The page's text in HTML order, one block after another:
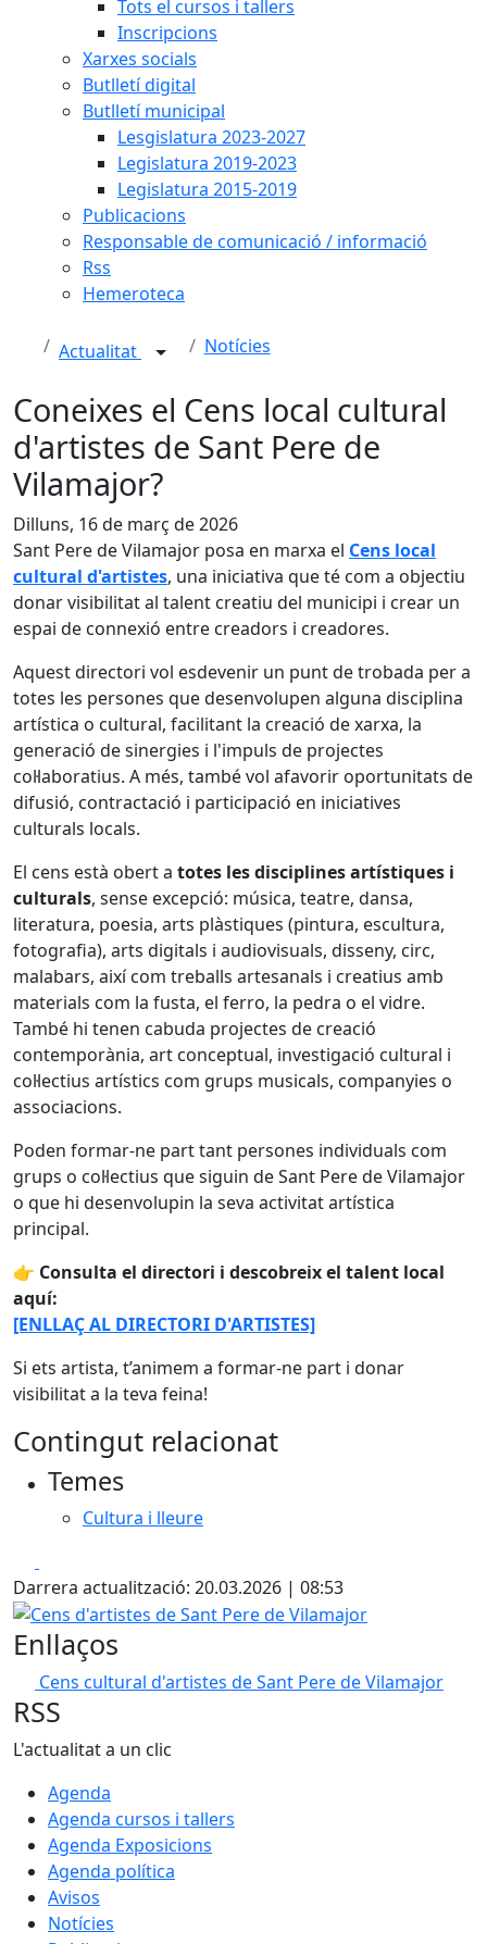
Tots el cursos i tallers
Inscripcions
Xarxes socials
Butlletí digital
Butlletí municipal
Lesgislatura 2023-2027
Legislatura 2019-2023
Legislatura 2015-2019
Publicacions
Responsable de comunicació / informació
Rss
Hemeroteca
Actualitat Notícies
Coneixes el Cens local cultural
d'artistes de Sant Pere de
Vilamajor?
Dilluns, 16 de març de 2026
Sant Pere de Vilamajor posa en marxa el Cens local
cultural d'artistes, una iniciativa que té com a objectiu
donar visibilitat al talent creatiu del municipi i crear un
espai de connexió entre creadors i creadores.
Aquest directori vol esdevenir un punt de trobada per a
totes les persones que desenvolupen alguna disciplina
artística o cultural, facilitant la creació de xarxa, la
generació de sinergies i l'impuls de projectes
col·laboratius. A més, també vol afavorir oportunitats de
difusió, contractació i participació en iniciatives
culturals locals.
El cens està obert a totes les disciplines artístiques i
culturals, sense excepció: música, teatre, dansa,
literatura, poesia, arts plàstiques (pintura, escultura,
fotografia), arts digitals i audiovisuals, disseny, circ,
malabars, així com treballs artesanals i creatius amb
materials com la fusta, el ferro, la pedra o el vidre.
També hi tenen cabuda projectes de creació
contemporània, art conceptual, investigació cultural i
col·lectius artístics com grups musicals, companyies o
associacions.
Poden formar-ne part tant persones individuals com
grups o col·lectius que siguin de Sant Pere de Vilamajor
o que hi desenvolupin la seva activitat artística
principal.
👉 Consulta el directori i descobreix el talent local
aquí:
[ENLLAÇ AL DIRECTORI D'ARTISTES]
Si ets artista, t’animem a formar-ne part i donar
visibilitat a la teva feina!
Contingut relacionat
Temes
Cultura i lleure
Darrera actualització: 20.03.2026 | 08:53
Cens d'artistes de Sant Pere de Vilamajor
Enllaços
Cens cultural d'artistes de Sant Pere de Vilamajor
RSS
L'actualitat a un clic
Agenda
Agenda cursos i tallers
Agenda Exposicions
Agenda política
Avisos
Notícies